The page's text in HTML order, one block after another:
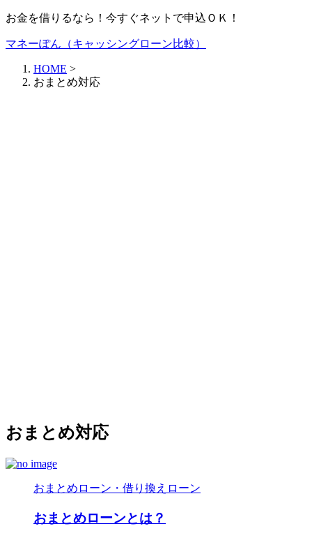
お金を借りるなら！今すぐネットで申込ＯＫ！
マネーぽん（キャッシングローン比較）
HOME >
おまとめ対応
おまとめ対応
おまとめローン・借り換えローン
おまとめローンとは？